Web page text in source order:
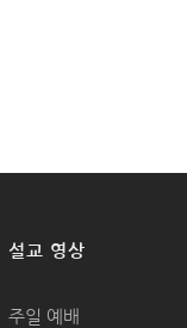
설교 영상
주일 예배